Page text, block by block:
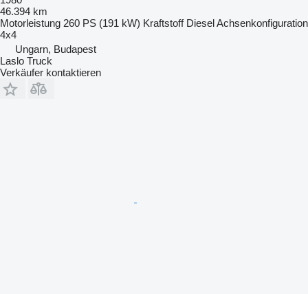
46.394 km
Motorleistung 260 PS (191 kW) Kraftstoff DieselAchsenkonfiguration
4x4
Ungarn, Budapest
Laslo Truck
Verkäufer kontaktieren